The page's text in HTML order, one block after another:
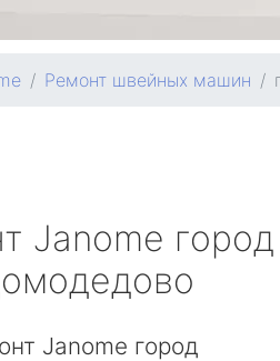
Ремонт швейных машин
Janome город
Janome город